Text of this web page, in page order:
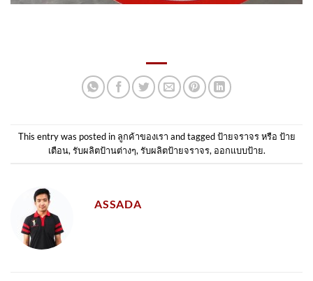
This entry was posted in ลูกค้าของเรา and taggedป้ายจราจร หรือ ป้าย
เตือน, รับผลิตป้านต่างๆ, รับผลิตป้ายจราจร, ออกแบบป้าย.
ASSADA